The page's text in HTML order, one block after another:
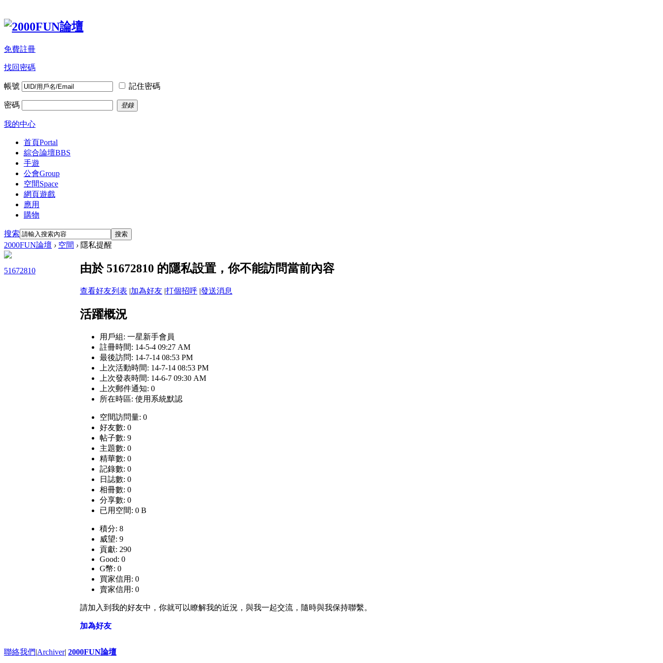
免費註冊
找回密碼
帳號 記住密碼
密碼 登錄
我的中心
首頁Portal
綜合論壇BBS
手遊
公會Group
空間Space
網頁遊戲
應用
購物
搜索 搜索
2000FUN論壇 › 空間 › 隱私提醒
51672810 由於 51672810 的隱私設置，你不能訪問當前內容
查看好友列表 |加為好友 |打個招呼 |發送消息
活躍概況
用戶組: 一星新手會員
註冊時間: 14-5-4 09:27 AM
最後訪問: 14-7-14 08:53 PM
上次活動時間: 14-7-14 08:53 PM
上次發表時間: 14-6-7 09:30 AM
上次郵件通知: 0
所在時區: 使用系統默認
空間訪問量: 0
好友數: 0
帖子數: 9
主題數: 0
精華數: 0
記錄數: 0
日誌數: 0
相冊數: 0
分享數: 0
已用空間: 0 B
積分: 8
威望: 9
貢獻: 290
Good: 0
G幣: 0
買家信用: 0
賣家信用: 0
請加入到我的好友中，你就可以瞭解我的近況，與我一起交流，隨時與我保持聯繫。
加為好友
聯絡我們|Archiver| 2000FUN論壇